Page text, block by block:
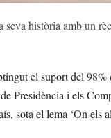
història amb un
el suport del
Presidència i els
sota el lema ‘On